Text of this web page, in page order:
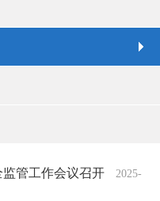
管工作会议召开 2025-